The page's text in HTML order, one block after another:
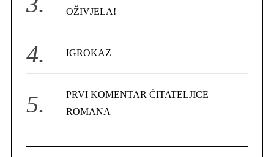
OŽIVJELA!
IGROKAZ
PRVI KOMENTAR ČITATELJICE
ROMANA